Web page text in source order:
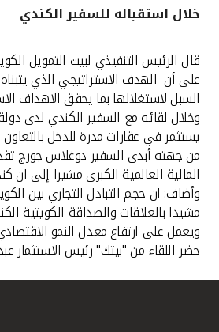
خلال استقباله للسفير الكندي
قال الرئيس التنفيذي لبيت التمويل
على أن الهدف الاستراتيجي الذي
السبل لاستغلالها بما يحقق الاهداف
يستثمر في عقارات مدرة للدخل
من جهته أبدى السفير دوغلاس جورج
المالية العالمية الكبرى مشيرا إلى
مشيدا بالعلاقات والصداقة الكويتية
ويعمل على ارتفاع معدل النمو الاقتصادي, مضيفا ان كندا والكويت عززتا في
حضر اللقاء من "بيتك" رئيس الاستثمار